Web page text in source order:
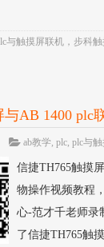
与触摸屏联机 ，步科
AB 1400 plc
动化培训中心
ab教学,plc,plc与
信捷TH765触摸
物操作视频教程
心-范才千老师录
了信捷TH765触